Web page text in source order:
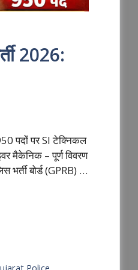
2026:
पदों पर SI टेक्निकल
मैकेनिक – पूर्ण विवरण
भर्ती बोर्ड (GPRB) …